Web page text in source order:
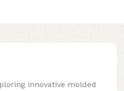
innovative molded